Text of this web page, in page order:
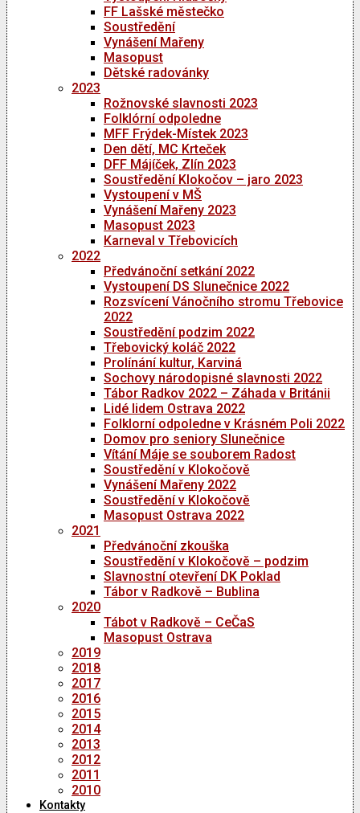
FF Lašské městečko
Soustředění
Vynášení Mařeny
Masopust
Dětské radovánky
2023
Rožnovské slavnosti 2023
Folklórní odpoledne
MFF Frýdek-Místek 2023
Den dětí, MC Krteček
DFF Májíček, Zlín 2023
Soustředění Klokočov – jaro 2023
Vystoupení v MŠ
Vynášení Mařeny 2023
Masopust 2023
Karneval v Třebovicích
2022
Předvánoční setkání 2022
Vystoupení DS Slunečnice 2022
Rozsvícení Vánočního stromu Třebovice
2022
Soustředění podzim 2022
Třebovický koláč 2022
Prolínání kultur, Karviná
Sochovy národopisné slavnosti 2022
Tábor Radkov 2022 – Záhada v Británii
Lidé lidem Ostrava 2022
Folklorní odpoledne v Krásném Poli 2022
Domov pro seniory Slunečnice
Vítání Máje se souborem Radost
Soustředění v Klokočově
Vynášení Mařeny 2022
Soustředění v Klokočově
Masopust Ostrava 2022
2021
Předvánoční zkouška
Soustředění v Klokočově – podzim
Slavnostní otevření DK Poklad
Tábor v Radkově – Bublina
2020
Tábot v Radkově – CeČaS
Masopust Ostrava
2019
2018
2017
2016
2015
2014
2013
2012
2011
2010
Kontakty